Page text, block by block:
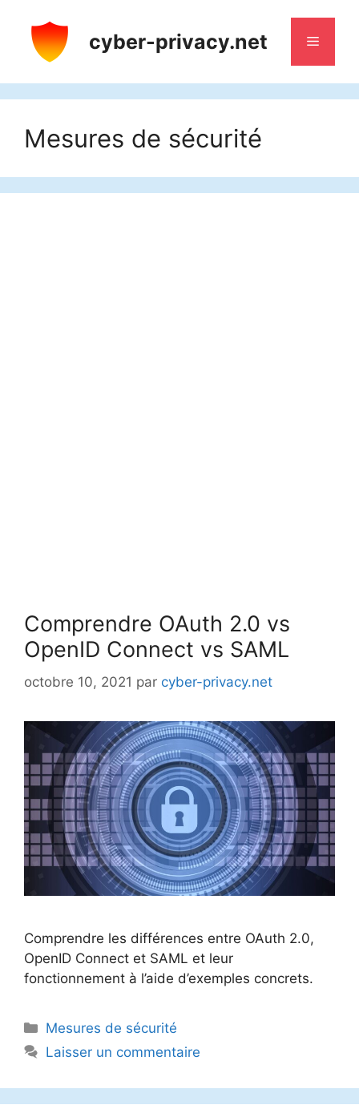
contenu
cyber-privacy.net Menu
Mesures de sécurité
Comprendre OAuth 2.0 vs
OpenID Connect vs SAML
octobre 10, 2021 par cyber-privacy.net
Comprendre les différences entre OAuth 2.0,
OpenID Connect et SAML et leur
fonctionnement à l’aide d’exemples concrets.
Catégories
Mesures de sécurité
Laisser un commentaire